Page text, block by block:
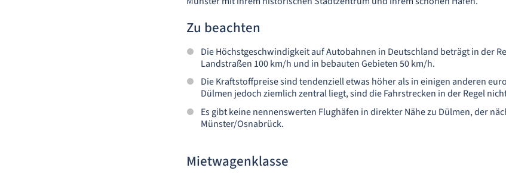
Zu beachten
Die Höchstgeschwindigkeit auf Autobahnen in Deutschland beträgt in der
Landstraßen 100 km/h und in bebauten Gebieten 50 km/h.
Die Kraftstoffpreise sind tendenziell etwas höher als in einigen anderen
Dülmen jedoch ziemlich zentral liegt, sind die Fahrstrecken in der Regel
Es gibt keine nennenswerten Flughäfen in direkter Nähe zu Dülmen, der
Münster/Osnabrück.
Mietwagenklasse